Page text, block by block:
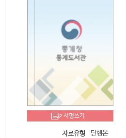
서평쓰기
자료유형
단행본